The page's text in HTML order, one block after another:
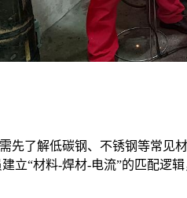
先了解低碳钢、不锈钢等常见
“材料-焊材-电流”的匹配逻